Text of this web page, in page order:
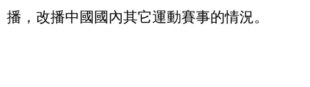
播，改播中國國內其它運動賽事的情況。